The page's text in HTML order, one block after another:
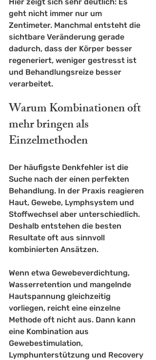
geht nicht immer nur um
Zentimeter. Manchmal entsteht die
sichtbare Veränderung gerade
dadurch, dass der Körper besser
regeneriert, weniger gestresst ist
und Behandlungsreize besser
verarbeitet.
Warum Kombinationen oft
mehr bringen als
Einzelmethoden
Der häufigste Denkfehler ist die
Suche nach der einen perfekten
Behandlung. In der Praxis reagieren
Haut, Gewebe, Lymphsystem und
Stoffwechsel aber unterschiedlich.
Deshalb entstehen die besten
Resultate oft aus sinnvoll
kombinierten Ansätzen.
Wenn etwa Gewebeverdichtung,
Wasserretention und mangelnde
Hautspannung gleichzeitig
vorliegen, reicht eine einzelne
Methode oft nicht aus. Dann kann
eine Kombination aus
Gewebestimulation,
Lymphunterstützung und Recovery